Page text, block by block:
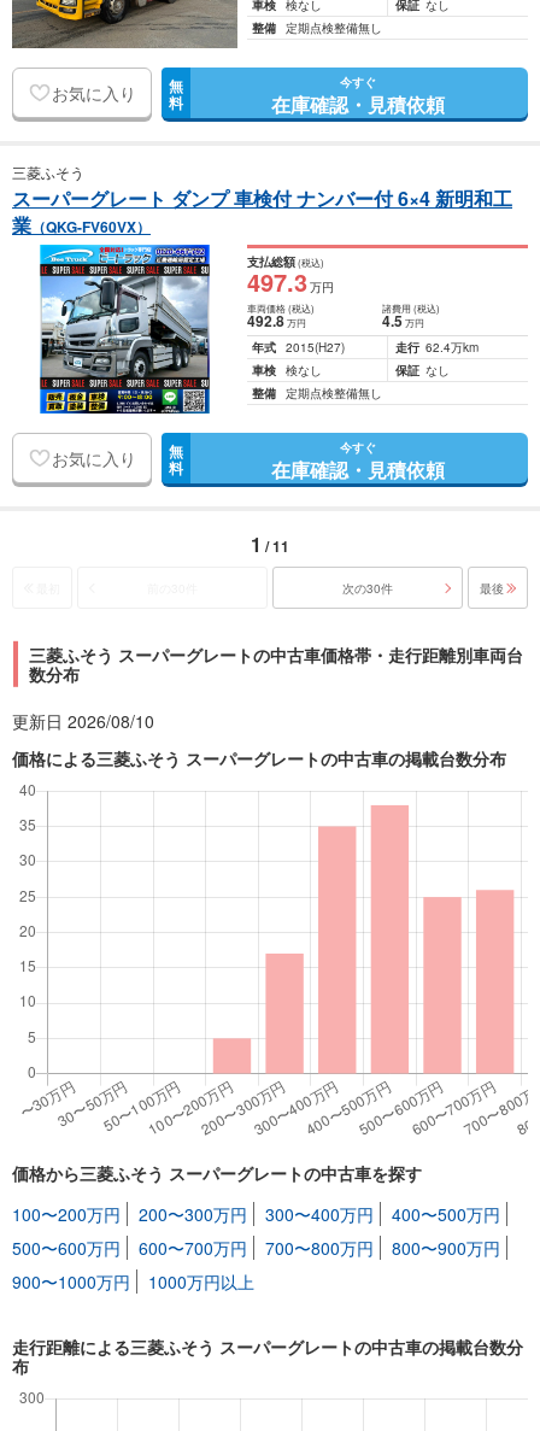
車検 検なし 保証 なし
整備 定期点検整備無し
お気に入り 無
料
今すぐ
在庫確認・見積依頼
三菱ふそう
スーパーグレート ダンプ 車検付 ナンバー付 6×4 新明和工
業 （QKG-FV60VX）
支払総額(税込)
497.3万円
車両価格(税込)
492.8万円
諸費用 (税込)
4.5 万円
年式 2015(H27) 走行 62.4万km
車検 検なし 保証 なし
整備 定期点検整備無し
お気に入り 無
料
今すぐ
在庫確認・見積依頼
1 / 11
次の30件 最後
三菱ふそう スーパーグレートの中古車価格帯・走行距離別車両台
数分布
更新日 2026/08/10
価格による三菱ふそう スーパーグレートの中古車の掲載台数分布
価格から三菱ふそう スーパーグレートの中古車を探す
100〜200万円
200〜300万円 300〜400万円
400〜500万円
500〜600万円
600〜700万円 700〜800万円
800〜900万円
900〜1000万円
1000万円以上
走行距離による三菱ふそう スーパーグレートの中古車の掲載台数分
布